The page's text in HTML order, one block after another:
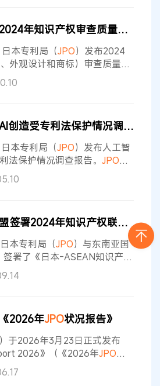
标审查质量手册等文书的制作
确性等评价为“极好”；提高审
善情况
日本专利局发布2024年知识产权审查质量调查报告
本专利局（JPO）发布2024
外观设计和商标）审查质量调
量审查可支持企业顺利开展国
维持健全的交易秩序。总体而
度略有提升。 （1）在日本国
评价中，97.4%的受访者认为
“一般
日本专利局发布AI创造受专利法保护情况调查报告
本专利局（JPO）发布人工智
法保护情况调查报告。 JPO就
人工智能创造的问题，在国内
查、问卷调查、意见征询，并
况。基于本调查的结果，JPO
展的同时，也将探讨专利法如
日本专利局与东盟签署2024年知识产权联合声明
本专利局（JPO）与东南亚国
署了《日本-ASEAN知识产权
声明涉及的主要内容包括：公
确在专利申请过程中因翻译错
于改善ASEAN地区的知识产
以来，JPO与ASEAN各国知识
2026年JPO状况报告》
）于2026年3月23日正式发布
2026》（《2026年JPO状
和英语双语版本同步公开，全
识产权发展态势与年度政策成